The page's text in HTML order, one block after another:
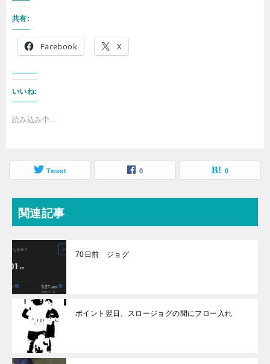
共有:
Facebook X
いいね:
読み込み中…
Tweet 0 0
関連記事
70日前 ジョグ
ポイント翌日、スロージョグの間にフロー入れ